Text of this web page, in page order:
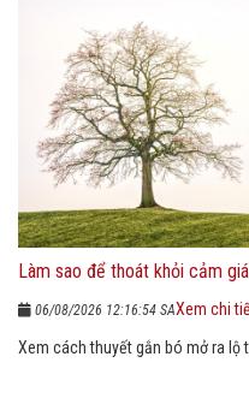
Làm sao để thoát khỏi cảm
06/08/2026 12:16:54 SA
Xem cách thuyết gắn bó mở ra lộ
Xem chi